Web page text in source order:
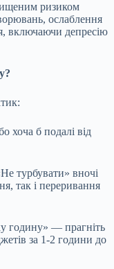
ризиком
ослаблення
включаючи депресію
хоча б подалі від
турбувати» вночі
так і переривання
годину» — прагніть
за 1-2 години до